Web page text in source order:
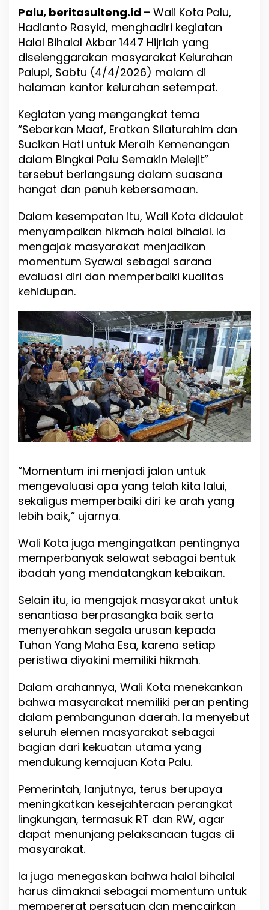
u
a
t
K
b
e
r
m
a
a
n
d
a
l
m
H
a
l
a
l
B
a
l
a
l
d
i
P
a
l
u
p
i
Palu, beritasulteng.id – Wali Kota Palu,
Hadianto Rasyid, menghadiri kegiatan
Halal Bihalal Akbar 1447 Hijriah yang
diselenggarakan masyarakat Kelurahan
Palupi, Sabtu (4/4/2026) malam di
halaman kantor kelurahan setempat.
Kegiatan yang mengangkat tema
“Sebarkan Maaf, Eratkan Silaturahim dan
Sucikan Hati untuk Meraih Kemenangan
dalam Bingkai Palu Semakin Melejit”
tersebut berlangsung dalam suasana
hangat dan penuh kebersamaan.
Dalam kesempatan itu, Wali Kota didaulat
menyampaikan hikmah halal bihalal. Ia
mengajak masyarakat menjadikan
momentum Syawal sebagai sarana
evaluasi diri dan memperbaiki kualitas
kehidupan.
“Momentum ini menjadi jalan untuk
mengevaluasi apa yang telah kita lalui,
sekaligus memperbaiki diri ke arah yang
lebih baik,” ujarnya.
Wali Kota juga mengingatkan pentingnya
memperbanyak selawat sebagai bentuk
ibadah yang mendatangkan kebaikan.
Selain itu, ia mengajak masyarakat untuk
senantiasa berprasangka baik serta
menyerahkan segala urusan kepada
Tuhan Yang Maha Esa, karena setiap
peristiwa diyakini memiliki hikmah.
Dalam arahannya, Wali Kota menekankan
bahwa masyarakat memiliki peran penting
dalam pembangunan daerah. Ia menyebut
seluruh elemen masyarakat sebagai
bagian dari kekuatan utama yang
mendukung kemajuan Kota Palu.
Pemerintah, lanjutnya, terus berupaya
meningkatkan kesejahteraan perangkat
lingkungan, termasuk RT dan RW, agar
dapat menunjang pelaksanaan tugas di
masyarakat.
Ia juga menegaskan bahwa halal bihalal
harus dimaknai sebagai momentum untuk
mempererat persatuan dan mencairkan